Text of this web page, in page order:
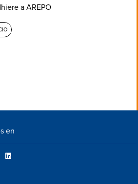
a AREPO
en